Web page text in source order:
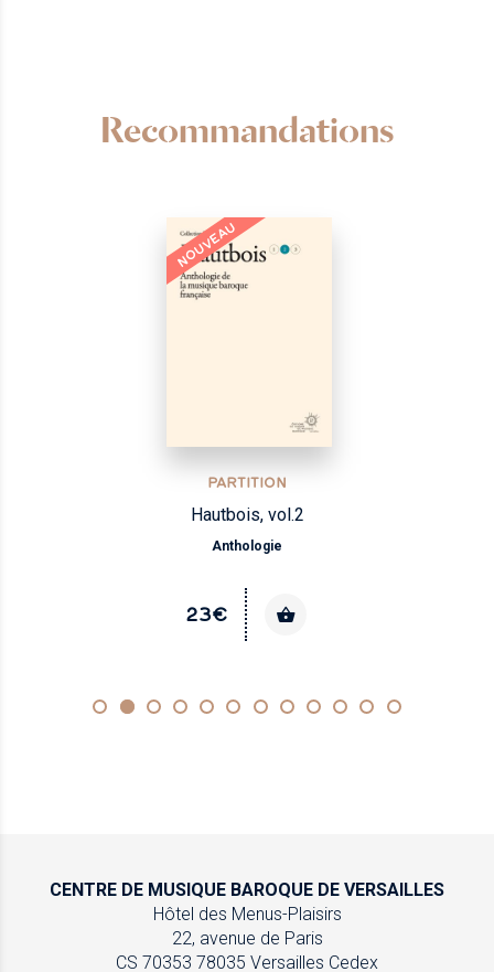
Recommandations
NOUVEAU
PARTITION
Hautbois, vol.2
Anthologie
23€
CENTRE DE MUSIQUE BAROQUE DE VERSAILLES
Hôtel des Menus-Plaisirs
22, avenue de Paris
CS 70353 78035 Versailles Cedex